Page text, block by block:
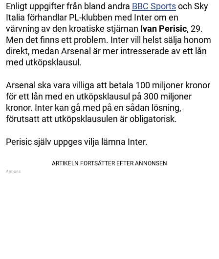
Enligt uppgifter från bland andra BBC Sportsoch Sky
Italia förhandlar PL-klubben med Inter om en
värvning av den kroatiske stjärnan Ivan Perisic, 29.
Men det finns ett problem. Inter vill helst sälja honom
direkt, medan Arsenal är mer intresserade av ett lån
med utköpsklausul.
Arsenal ska vara villiga att betala 100 miljoner kronor
för ett lån med en utköpsklausul på 300 miljoner
kronor. Inter kan gå med på en sådan lösning,
förutsatt att utköpsklausulen är obligatorisk.
Perisic själv uppges vilja lämna Inter.